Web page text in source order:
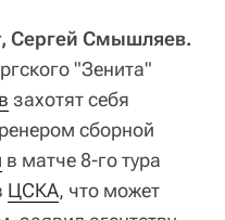
Сергей Смышляев.
"Зенита"
захотят себя
сборной
в матче 8-го тура
ЦСКА, что может